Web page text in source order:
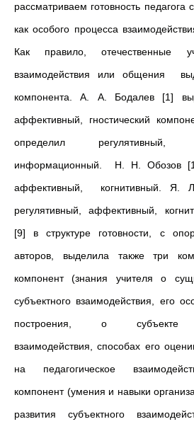
рассматриваем готовность
как особого процесса
Как правило, отечественные
взаимодействия или общения
компонента. А. А. Бодалев [1]
аффективный, гностический
определил
информационный. Н. Н. Обозов
аффективный, когнитивный. Я.
регулятивный, аффективный,
[9] в структуре готовности, с
авторов, выделила также три
компонент (знания учителя о
субъектного взаимодействия, его
построения, о субъекте
взаимодействия, способах его
на педагогическое
компонент (умения и навыки
развития субъектного